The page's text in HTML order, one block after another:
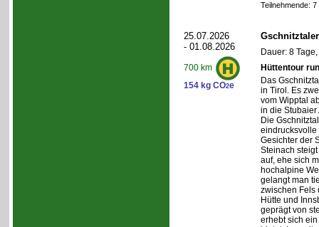
Teilnehmende:
25.07.2026
- 01.08.2026
700 km
154 kg CO2e
Dauer: 8
Hüttentour
Das
in Tirol. Es
vom Wipptal
in die Stubaier
Die
Gesichter der
Steinach
auf, ehe sich
hochalpine
gelangt man
zwischen Fels
Hütte und
geprägt von
erhebt sich